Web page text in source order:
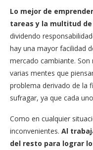
Lo mejor de
tareas y la multitud de
dividendo
hay una mayor facilidad
mercado cambiante.
varias mentes que
problema derivado de la
sufragar, ya que cada
Como en cualquier
inconvenientes. Al
del resto para lograr